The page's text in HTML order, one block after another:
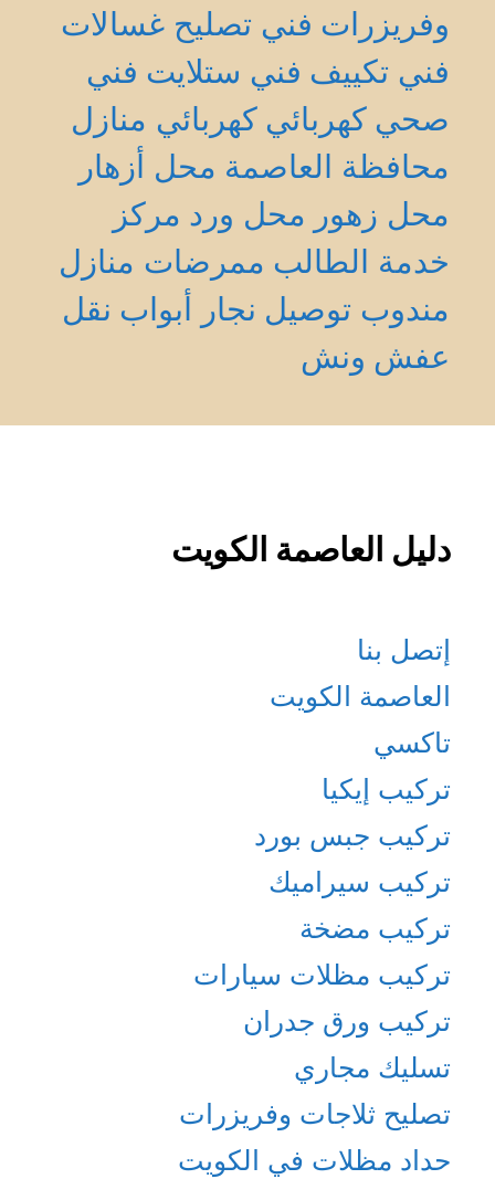
وفريزرات فني تصليح غسالات
فني تكييف فني ستلايت فني
صحي كهربائي كهربائي منازل
محافظة العاصمة محل أزهار
محل زهور محل ورد مركز
خدمة الطالب ممرضات منازل
مندوب توصيل نجار أبواب نقل
عفش ونش
دليل العاصمة الكويت
إتصل بنا
العاصمة الكويت
تاكسي
تركيب إيكيا
تركيب جبس بورد
تركيب سيراميك
تركيب مضخة
تركيب مظلات سيارات
تركيب ورق جدران
تسليك مجاري
تصليح ثلاجات وفريزرات
حداد مظلات في الكويت